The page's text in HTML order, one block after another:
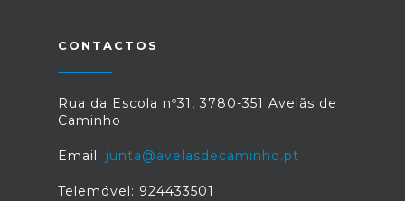
CONTACTOS
Rua da Escola nº31, 3780-351 Avelãs de
Caminho
Email: junta@avelasdecaminho.pt
Telemóvel: 924433501